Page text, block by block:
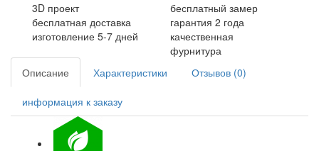
3D проект
бесплатный замер
бесплатная доставка
гарантия 2 года
изготовление 5-7 дней
качественная
фурнитура
Описание
Характеристики Отзывов (0)
информация к заказу